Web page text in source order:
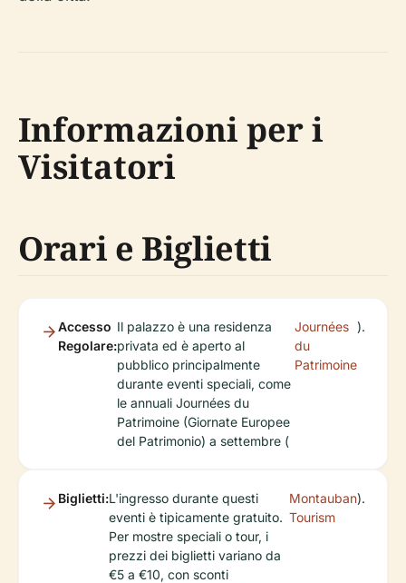
Informazioni per i
Visitatori
Orari e Biglietti
Accesso
Regolare:
Il palazzo è una residenza
privata ed è aperto al
pubblico principalmente
durante eventi speciali, come
le annuali Journées du
Patrimoine (Giornate Europee
del Patrimonio) a settembre (
Journées
du
Patrimoine
).
Biglietti:L'ingresso durante questi
eventi è tipicamente gratuito.
Per mostre speciali o tour, i
prezzi dei biglietti variano da
€5 a €10, con sconti
Montauban
Tourism
).